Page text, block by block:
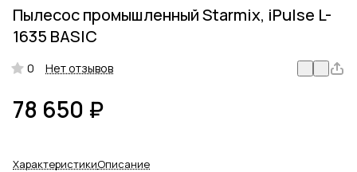
Пылесос промышленный Starmix, iPulse L-
1635 BASIC
0 Нет отзывов
78 650 ₽
ХарактеристикиОписание